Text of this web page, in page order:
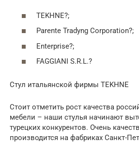
TEKHNE?;
Parente Tradyng Corporation?;
Enterprise?;
FAGGIANI S.R.L.?
Стул итальянской фирмы TEKHNE
Стоит отметить рост качества
мебели – наши стулья начинают
турецких конкурентов. Очень
производится на фабриках Санкт-